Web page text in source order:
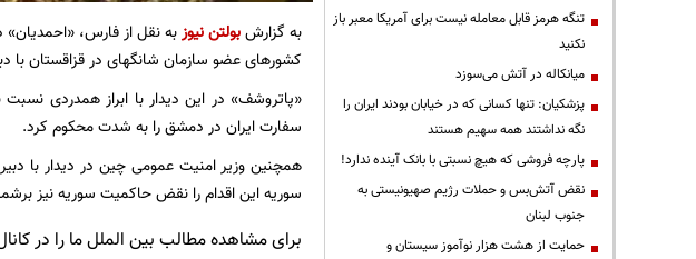
به گزارشبولتن نیوزبه نقل از فارس، «احمدیان»
کشورهای عضو سازمان شانگهای در قزاقستان با
«پاتروشف» در اين دیدار با ابراز همدردی
سفارت ایران در دمشق را به شدت‌ محکوم‌ کرد.
همچنین وزير امنیت عمومی چین در دیدار با
سوریه این اقدام را نقض حاکمیت سوریه نیز
برای مشاهده مطالب بین الملل ما را در
تنگه هرمز قابل معامله نیست برای آمریکا معبر باز
نکنید
میانکاله در آتش می‌سوزد
پزشکیان: تنها کسانی که در خیابان بودند ایران را
نگه نداشتند همه سهیم هستند
پارچه فروشی که هیچ نسبتی با بانک آینده ندارد!
نقض آتش‌بس و حملات رژیم صهیونیستی به
جنوب لبنان
حمایت از هشت هزار نوآموز سیستان و